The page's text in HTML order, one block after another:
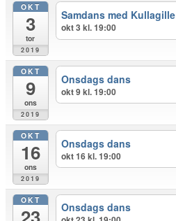
OKT
3
tor
2019
Samdans med Kullagille
okt 3 kl. 19:00
OKT
9
ons
2019
Onsdags dans
okt 9 kl. 19:00
OKT
16
ons
2019
Onsdags dans
okt 16 kl. 19:00
OKT
Onsdags dans